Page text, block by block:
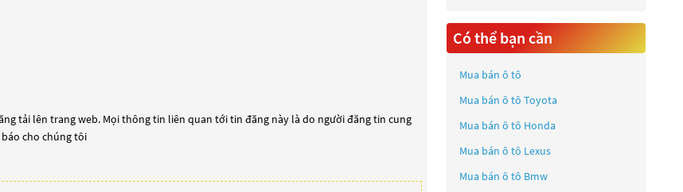
tải lên trang web. Mọi thông tin liên quan tới tin đăng này là do người đăng tin cung
cho chúng tôi
Có thể bạn cần
Mua bán ô tô
Mua bán ô tô Toyota
Mua bán ô tô Honda
Mua bán ô tô Lexus
Mua bán ô tô Bmw